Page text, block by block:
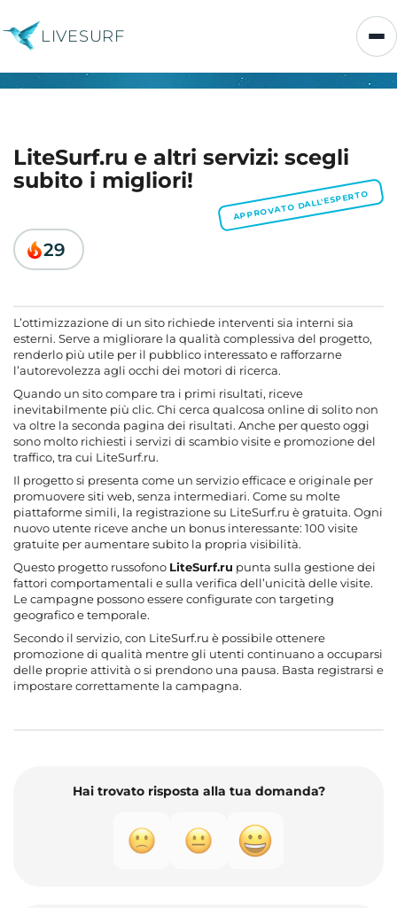
LIVESURF
LiteSurf.ru e altri servizi: scegli
subito i migliori!
APPROVATO DALL'ESPERTO
29
L’ottimizzazione di un sito richiede interventi sia interni sia
esterni. Serve a migliorare la qualità complessiva del progetto,
renderlo più utile per il pubblico interessato e rafforzarne
l’autorevolezza agli occhi dei motori di ricerca.
Quando un sito compare tra i primi risultati, riceve
inevitabilmente più clic. Chi cerca qualcosa online di solito non
va oltre la seconda pagina dei risultati. Anche per questo oggi
sono molto richiesti i servizi di scambio visite e promozione del
traffico, tra cui LiteSurf.ru.
Il progetto si presenta come un servizio efficace e originale per
promuovere siti web, senza intermediari. Come su molte
piattaforme simili, la registrazione su LiteSurf.ru è gratuita. Ogni
nuovo utente riceve anche un bonus interessante: 100 visite
gratuite per aumentare subito la propria visibilità.
Questo progetto russofono LiteSurf.ru punta sulla gestione dei
fattori comportamentali e sulla verifica dell’unicità delle visite.
Le campagne possono essere configurate con targeting
geografico e temporale.
Secondo il servizio, con LiteSurf.ru è possibile ottenere
promozione di qualità mentre gli utenti continuano a occuparsi
delle proprie attività o si prendono una pausa. Basta registrarsi e
impostare correttamente la campagna.
Hai trovato risposta alla tua domanda?